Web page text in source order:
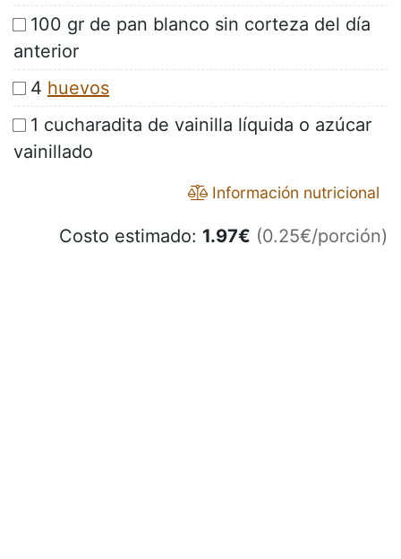
100 gr de pan blanco sin corteza del día
anterior
4 huevos
1 cucharadita de vainilla líquida o azúcar
vainillado
Información nutricional
Costo estimado: 1.97€ (0.25€/porción)